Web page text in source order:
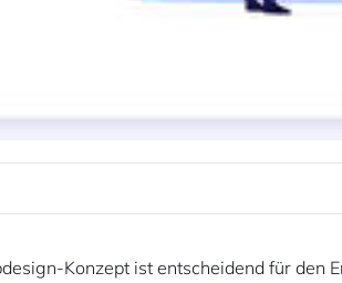
Konzept ist entscheidend für den